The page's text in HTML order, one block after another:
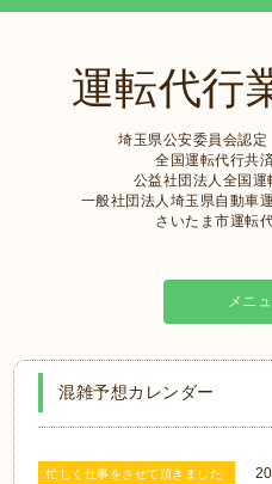
運転代
埼玉県公安委員会認
全国運転代行共
公益社団法人全国
一般社団法人埼玉県自動車
さいたま市運転
メニ
混雑予想カレンダー
忙しく仕事をさせて頂きました